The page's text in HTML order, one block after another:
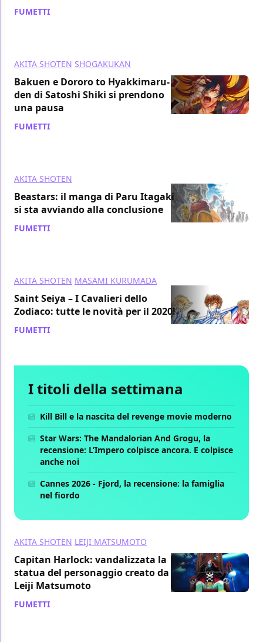
FUMETTI
AKITA SHOTEN SHOGAKUKAN
Bakuen e Dororo to Hyakkimaru-
den di Satoshi Shiki si prendono
una pausa
FUMETTI
AKITA SHOTEN
Beastars: il manga di Paru Itagaki
si sta avviando alla conclusione
FUMETTI
AKITA SHOTEN MASAMI KURUMADA
Saint Seiya – I Cavalieri dello
Zodiaco: tutte le novità per il 2020!
FUMETTI
I titoli della settimana
Kill Bill e la nascita del revenge movie moderno
Star Wars: The Mandalorian And Grogu, la
recensione: L’Impero colpisce ancora. E colpisce
anche noi
Cannes 2026 - Fjord, la recensione: la famiglia
nel fiordo
AKITA SHOTEN LEIJI MATSUMOTO
Capitan Harlock: vandalizzata la
statua del personaggio creato da
Leiji Matsumoto
FUMETTI